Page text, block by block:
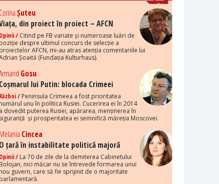
CorinaȘuteu
din proiect în proiect – AFCN
Opinii / Citind pe FB variate și numeroase luări de
poziție despre ultimul concurs de selecție a
proiectelor AFCN, mi-au atras atenția comentariile lui
Șoaită (Fundația Kulturhaus).
Gosu
Coșmarul lui Putin: blocada Crimeei
Război / Peninsula Crimeea a fost prioritatea
numărul unu în politica Rusiei. Cucerirea ei în 2014
a dovedit puterea Rusiei, apărarea, menținerea în
siguranță și prosperitatea ei semnifică măreția Moscovei.
Melania Cincea
O țară în instabilitate politică majoră
Opinii / La 70 de zile de la demiterea Cabinetului
Bolojan, nici măcar nu se întrevede formarea unui
nou guvern, care să fie sprijinit de o majoritate
parlamentară.